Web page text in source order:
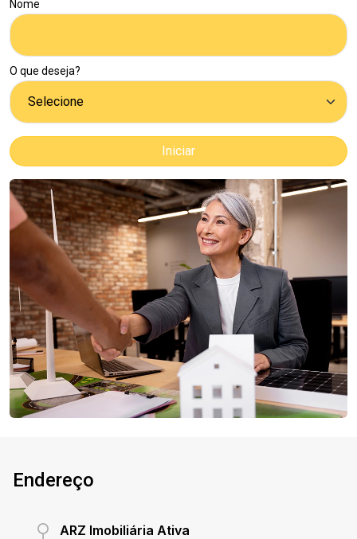
Nome
O que deseja?
Iniciar
Endereço
ARZ Imobiliária Ativa